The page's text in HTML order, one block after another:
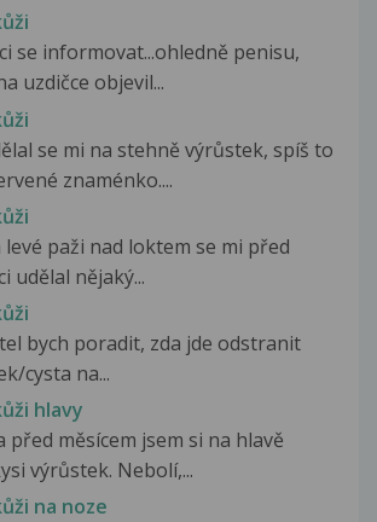
se informovat...ohledně penisu,
uzdičce objevil...
se mi na stehně výrůstek, spíš to
znaménko....
paži nad loktem se mi před
udělal nějaký...
bych poradit, zda jde odstranit
cysta na...
hlavy
před měsícem jsem si na hlavě
výrůstek. Nebolí,...
na noze